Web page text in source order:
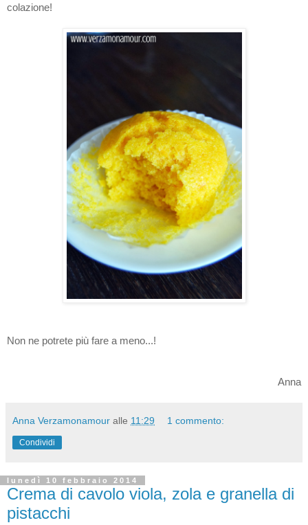
colazione!
Non ne potrete più fare a meno...!
Anna
Anna Verzamonamour alle 11:29 1 commento:
Condividi
lunedì 10 febbraio 2014
Crema di cavolo viola, zola e granella di
pistacchi